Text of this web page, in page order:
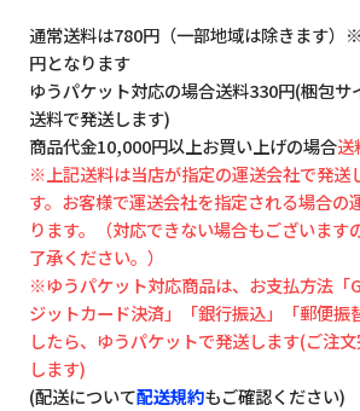
通常送料は780円（一部地域は除きます）
円となります
ゆうパケット対応の場合送料330円(梱包サ
送料で発送します)
商品代金10,000円以上お買い上げの場合送
※上記送料は当店が指定の運送会社で発送
す。お客様で運送会社を指定される場合の
ります。（対応できない場合もございます
了承ください。）
※ゆうパケット対応商品は、お支払方法「
ジットカード決済」「銀行振込」「郵便振
したら、ゆうパケットで発送します(ご注
します)
(配送について配送規約もご確認ください)